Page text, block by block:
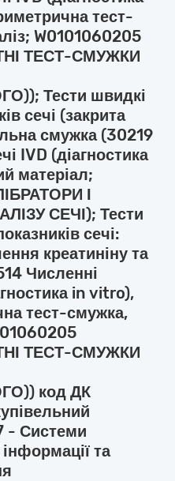
тест-
W0101060205
ТЕСТ-СМУЖКИ
Тести швидкі
сечі (закрита
смужка (30219
IVD (діагностика
матеріал;
І
СЕЧІ); Тести
сечі:
креатиніну та
Численні
in vitro),
тест-смужка,
ТЕСТ-СМУЖКИ
код ДК
- Системи
та